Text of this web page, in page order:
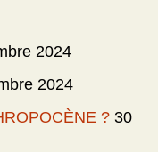
2024
2024
? 30